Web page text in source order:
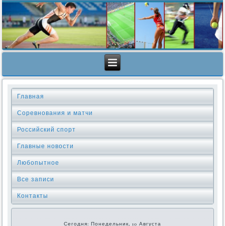
Главная
Соревнования и матчи
Российский спорт
Главные новости
Любопытное
Все записи
Контакты
Сегодня: Понедельник, 10 Августа